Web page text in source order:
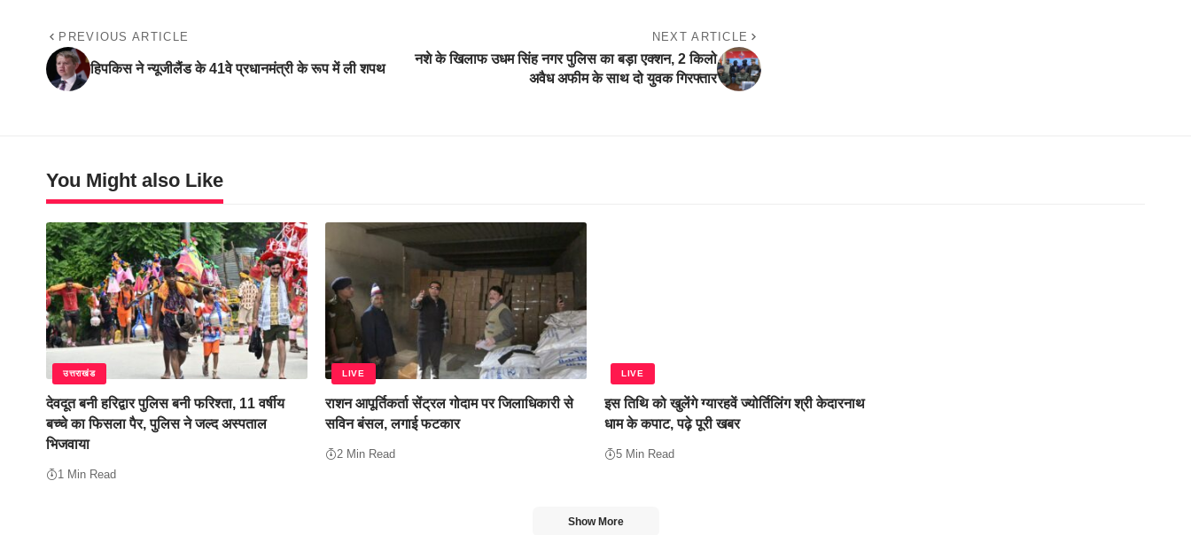
PREVIOUS ARTICLE
हिपकिस ने न्यूजीलैंड के 41वे प्रधानमंत्री के रूप में ली शपथ
NEXT ARTICLE
नशे के खिलाफ उधम सिंह नगर पुलिस का बड़ा एक्शन, 2 किलो
अवैध अफीम के साथ दो युवक गिरफ्तार
You Might also Like
उत्तराखंड
देवदूत बनी हरिद्वार पुलिस बनी फरिश्ता, 11 वर्षीय
बच्चे का फिसला पैर, पुलिस ने जल्द अस्पताल
भिजवाया
1 Min Read
LIVE
राशन आपूर्तिकर्ता सेंट्रल गोदाम पर जिलाधिकारी से
सविन बंसल, लगाई फटकार
2 Min Read
LIVE
इस तिथि को खुलेंगे ग्यारहवें ज्योर्तिलिंग श्री केदारनाथ
धाम के कपाट, पढ़े पूरी खबर
5 Min Read
Show More